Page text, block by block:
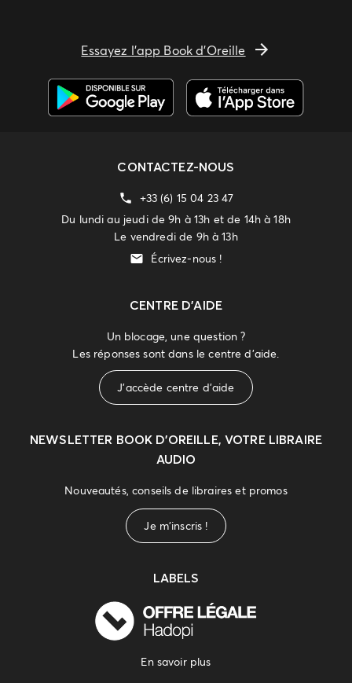
Essayez l'app Book d'Oreille
CONTACTEZ-NOUS
+33 (6) 15 04 23 47
Du lundi au jeudi de 9h à 13h et de 14h à 18h
Le vendredi de 9h à 13h
Écrivez-nous !
CENTRE D'AIDE
Un blocage, une question ?
Les réponses sont dans le centre d'aide.
J'accède centre d'aide
NEWSLETTER BOOK D’OREILLE, VOTRE LIBRAIRE
AUDIO
Nouveautés, conseils de libraires et promos
Je m'inscris !
LABELS
En savoir plus